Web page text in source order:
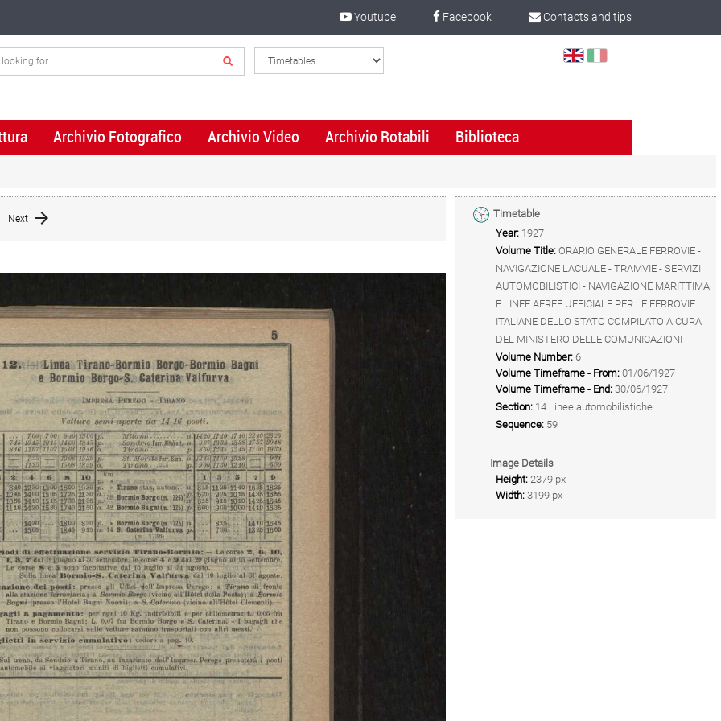
Contacts and tips
Facebook
Youtube
Select
Archivio Fotografico Archivio Video Archivio Rotabili Biblioteca
Next
Timetable
Year: 1927
Volume Title: ORARIO GENERALE FERROVIE -
NAVIGAZIONE LACUALE - TRAMVIE - SERVIZI
AUTOMOBILISTICI - NAVIGAZIONE MARITTIMA
E LINEE AEREE UFFICIALE PER LE FERROVIE
ITALIANE DELLO STATO COMPILATO A CURA
DEL MINISTERO DELLE COMUNICAZIONI
Volume Number: 6
Volume Timeframe - From: 01/06/1927
Volume Timeframe - End: 30/06/1927
Section: 14 Linee automobilistiche
Sequence: 59
Image Details
Height: 2379 px
Width: 3199 px